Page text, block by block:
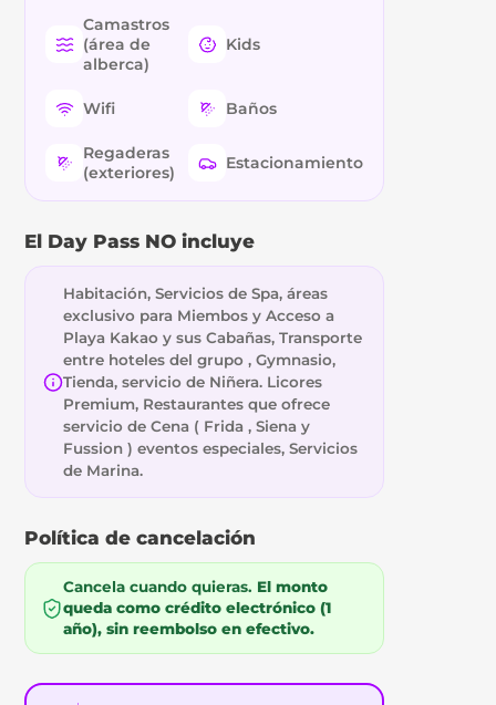
Camastros
(área de
alberca)
Kids
Wifi Baños
Regaderas
(exteriores)
Estacionamiento
El Day Pass NO incluye
Habitación, Servicios de Spa, áreas
exclusivo para Miembos y Acceso a
Playa Kakao y sus Cabañas, Transporte
entre hoteles del grupo , Gymnasio,
Tienda, servicio de Niñera. Licores
Premium, Restaurantes que ofrece
servicio de Cena ( Frida , Siena y
Fussion ) eventos especiales, Servicios
de Marina.
Política de cancelación
Cancela cuando quieras. El monto
queda como crédito electrónico (1
año), sin reembolso en efectivo.